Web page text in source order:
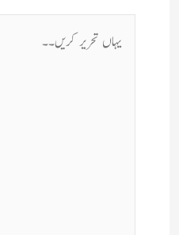
یہاں
تحریر